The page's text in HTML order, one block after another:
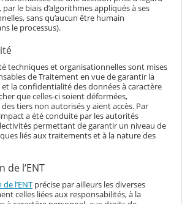
par le biais d’algorithmes appliqués à ses
sans qu’aucun être humain
le processus).
techniques et organisationnelles sont mises
de Traitement en vue de garantir la
la confidentialité des données à caractère
que celles-ci soient déformées,
tiers non autorisés y aient accès. Par
a été conduite par les autorités
permettant de garantir un niveau de
liés aux traitements et à la nature des
de l’ENT
l’ENT précise par ailleurs les diverses
celles liées aux responsabilités, à la